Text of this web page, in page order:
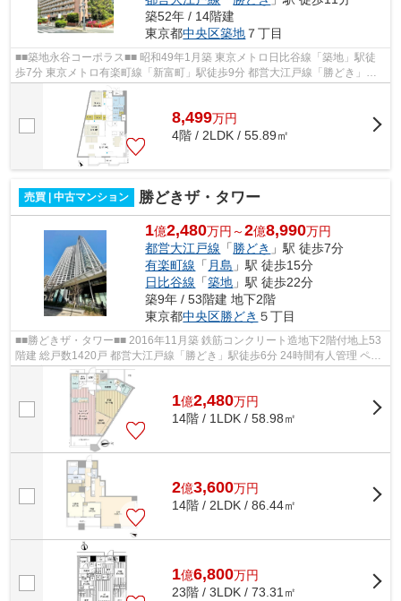
築52年 / 14階建
東京都中央区築地 ７丁目
■■築地永谷コーポラス■■ 昭和49年1月築 東京メトロ日比谷線「築地」駅徒
歩7分 東京メトロ有楽町線「新富町」駅徒歩9分 都営大江戸線「勝どき」駅
徒歩11分 東京メトロ日比谷線、都営...
8,499万円
4階 / 2LDK / 55.89㎡
売買 | 中古マンション 勝どきザ・タワー
1億2,480万円～2億8,990万円
都営大江戸線 「勝どき 」駅 徒歩7分
有楽町線 「 月島 」駅 徒歩15分
日比谷線 「築地 」駅 徒歩22分
築9年 / 53階建 地下2階
東京都中央区勝どき ５丁目
■■勝どきザ・タワー■■ 2016年11月築 鉄筋コンクリート造地下2階付地上53
階建 総戸数1420戸 都営大江戸線「勝どき」駅徒歩6分 24時間有人管理 ペッ
ト飼育可 ◆◆充実の共有施設（一...
1億2,480万円
14階 / 1LDK / 58.98㎡
2億3,600万円
14階 / 2LDK / 86.44㎡
1億6,800万円
23階 / 3LDK / 73.31㎡